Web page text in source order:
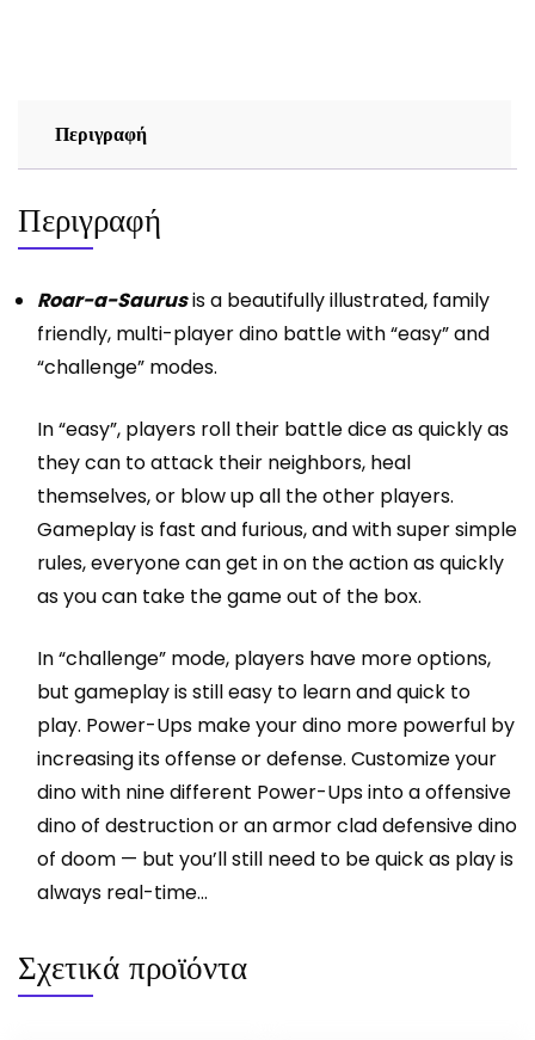
Περιγραφή
Περιγραφή
Roar-a-Saurusis a beautifully illustrated, family
friendly, multi-player dino battle with “easy” and
“challenge” modes.
In “easy”, players roll their battle dice as quickly as
they can to attack their neighbors, heal
themselves, or blow up all the other players.
Gameplay is fast and furious, and with super simple
rules, everyone can get in on the action as quickly
as you can take the game out of the box.
In “challenge” mode, players have more options,
but gameplay is still easy to learn and quick to
play. Power-Ups make your dino more powerful by
increasing its offense or defense. Customize your
dino with nine different Power-Ups into a offensive
dino of destruction or an armor clad defensive dino
of doom — but you’ll still need to be quick as play is
always real-time…
Σχετικά προϊόντα